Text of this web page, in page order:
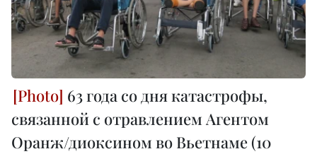
63 года со дня катастрофы,
связанной с отравлением Агентом
Оранж/диоксином во Вьетнаме (10